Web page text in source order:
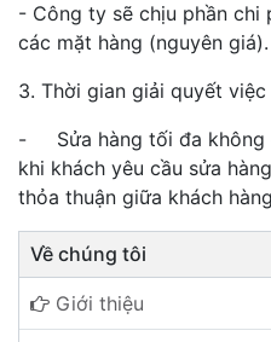
- Công ty sẽ chịu phần
các mặt hàng (nguyên giá).
3. Thời gian giải quyết việc
- Sửa hàng tối đa không
khi khách yêu cầu sửa
thỏa thuận giữa khách
Về chúng tôi
Giới thiệu